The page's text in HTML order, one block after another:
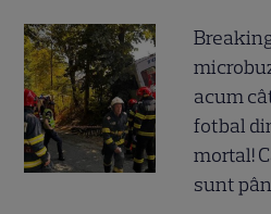
acum
fotbal
mortal!
sunt